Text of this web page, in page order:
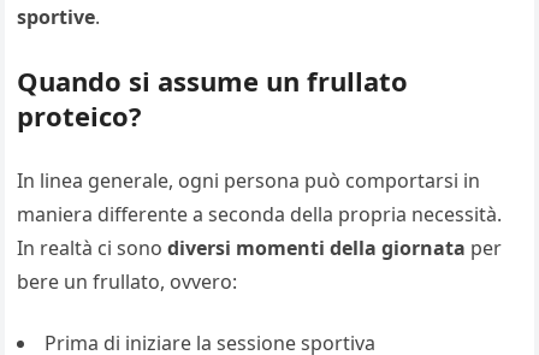
sportive.
Quando si assume un frullato
proteico?
In linea generale, ogni persona può comportarsi in
maniera differente a seconda della propria necessità.
In realtà ci sonodiversi momenti della giornata per
bere un frullato, ovvero:
Prima di iniziare la sessione sportiva